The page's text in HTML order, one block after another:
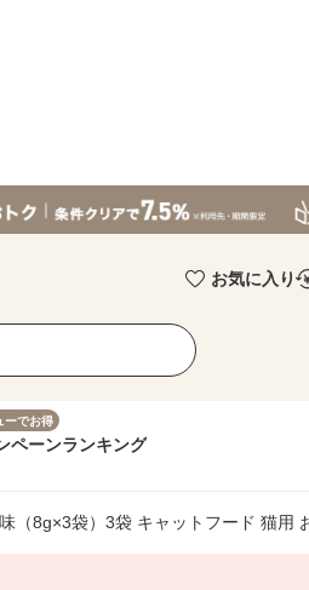
お気に入り
ーでお得
ペーンランキング
（8g×3袋）3袋 キャットフード 猫用